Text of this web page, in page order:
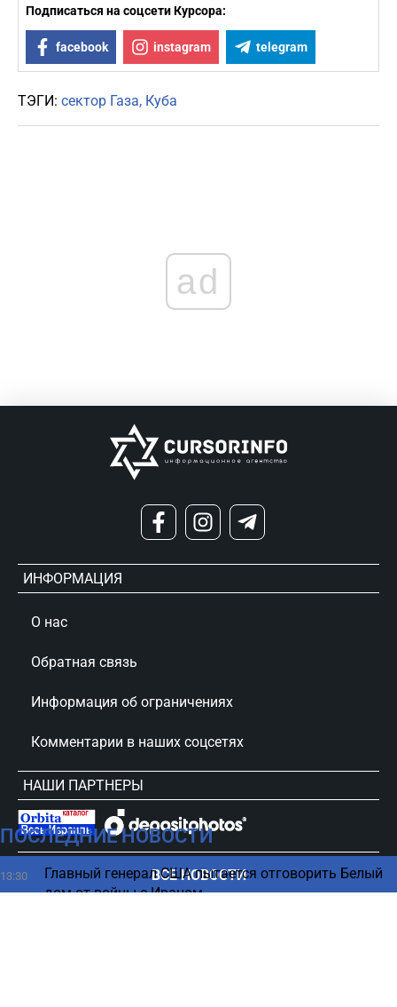
Подписаться на соцсети Курсора:
facebook instagram telegram
ТЭГИ: сектор Газа Куба
ПОСЛЕДНИЕ НОВОСТИ
13:30
Главный генерал США пытается отговорить Белый
дом от войны с Ираном
ВСЕ НОВОСТИ
ad
ИНФОРМАЦИЯ
О нас
Обратная связь
Информация об ограничениях
Комментарии в наших соцсетях
НАШИ ПАРТНЕРЫ
сursorinfo.co.il © Все права защищены